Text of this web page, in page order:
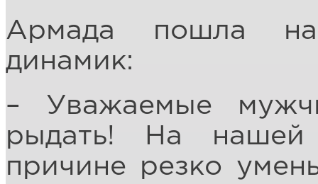
Армада пошла на
динамик:
– Уважаемые
рыдать! На нашей
причине резко